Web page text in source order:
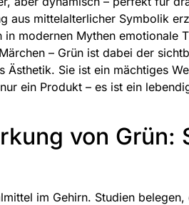
aus mittelalterlicher Symbolik
in modernen Mythen
– Grün ist dabei der
Ästhetik. Sie ist ein mächtiges
ein Produkt – es ist ein
von Grün:
im Gehirn. Studien